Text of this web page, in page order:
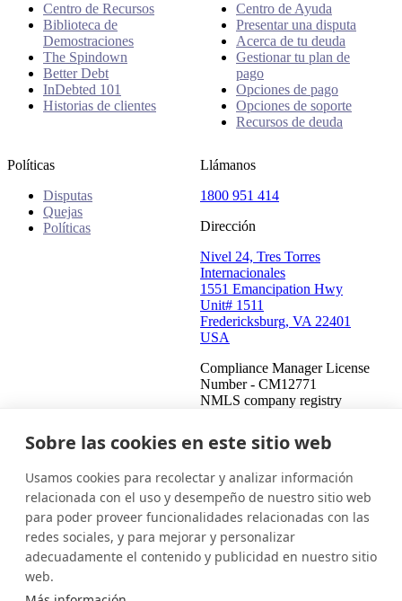
Centro de Recursos
Biblioteca de
Demostraciones
The Spindown
Better Debt
InDebted 101
Historias de clientes
Centro de Ayuda
Presentar una disputa
Acerca de tu deuda
Gestionar tu plan de
pago
Opciones de pago
Opciones de soporte
Recursos de deuda
Políticas
Disputas
Quejas
Políticas
Llámanos
1800 951 414
Dirección
Nivel 24, Tres Torres
Internacionales
1551 Emancipation Hwy
Unit# 1511
Fredericksburg, VA 22401
USA
Compliance Manager License
Number - CM12771
NMLS company registry
Compliance Manager NMLS
registry number - 2459771
Estados Unidos (Español)
Ponte en contacto
Iniciar sesión
Este es un intento de cobrar una deuda y cualquier información
obtenida se utilizará para tal fin. Esta comunicación proviene de
un cobrador de deudas.
Sobre las cookies en este sitio web
Usamos cookies para recolectar y analizar información
relacionada con el uso y desempeño de nuestro sitio web
para poder proveer funcionalidades relacionadas con las
redes sociales, y para mejorar y personalizar
adecuadamente el contenido y publicidad en nuestro sitio
web.